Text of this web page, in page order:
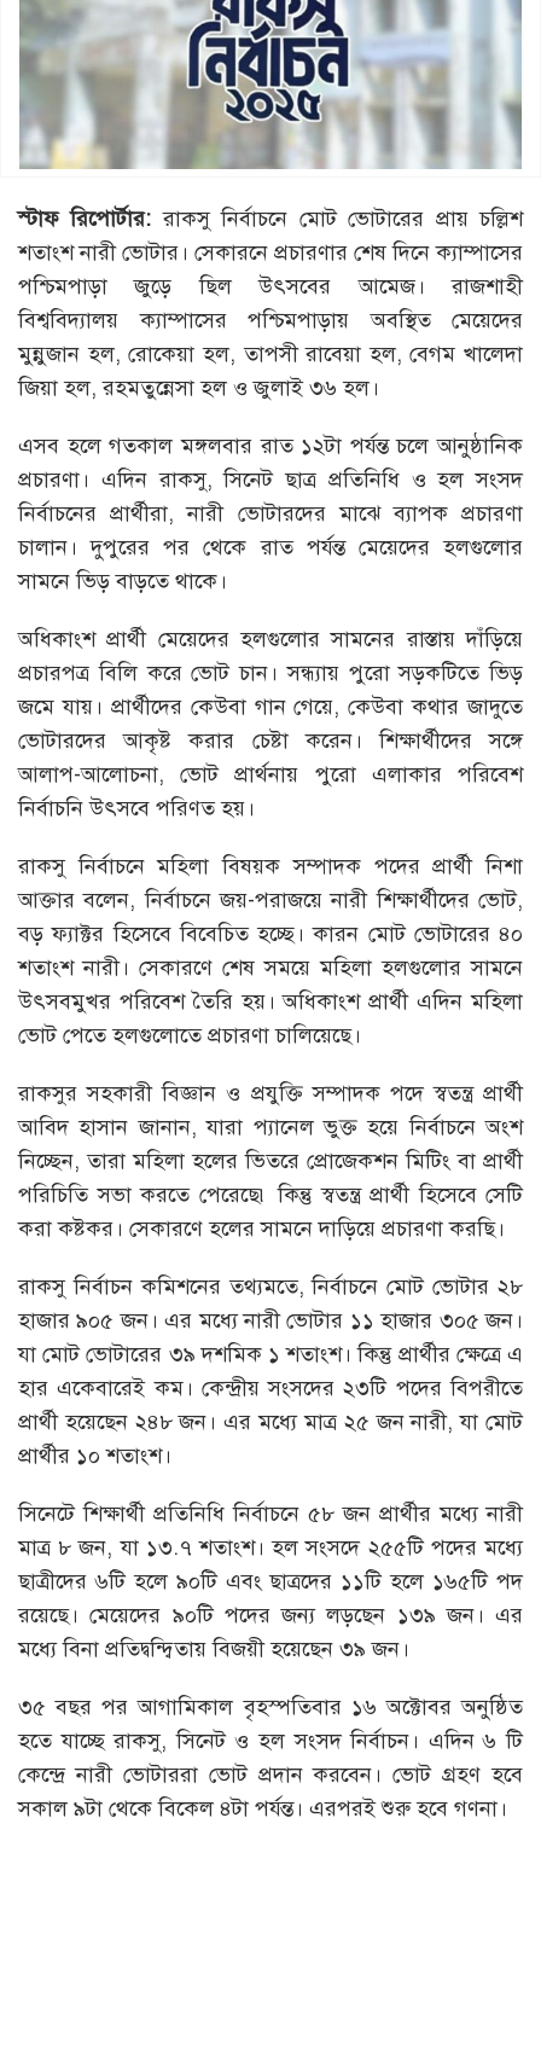
স্টাফ রিপোর্টার: রাকসু নির্বাচনে মোট ভোটারের প্রায় চল্লিশ
শতাংশ নারী ভোটার। সেকারনে প্রচারণার শেষ দিনে ক্যাম্পাসের
পশ্চিমপাড়া জুড়ে ছিল উৎসবের আমেজ। রাজশাহী
বিশ্ববিদ্যালয় ক্যাম্পাসের পশ্চিমপাড়ায় অবস্থিত মেয়েদের
মুন্নুজান হল, রোকেয়া হল, তাপসী রাবেয়া হল, বেগম খালেদা
জিয়া হল, রহমতুন্নেসা হল ও জুলাই ৩৬ হল।
এসব হলে গতকাল মঙ্গলবার রাত ১২টা পর্যন্ত চলে আনুষ্ঠানিক
প্রচারণা। এদিন রাকসু, সিনেট ছাত্র প্রতিনিধি ও হল সংসদ
নির্বাচনের প্রার্থীরা, নারী ভোটারদের মাঝে ব্যাপক প্রচারণা
চালান। দুপুরের পর থেকে রাত পর্যন্ত মেয়েদের হলগুলোর
সামনে ভিড় বাড়তে থাকে।
অধিকাংশ প্রার্থী মেয়েদের হলগুলোর সামনের রাস্তায় দাঁড়িয়ে
প্রচারপত্র বিলি করে ভোট চান। সন্ধ্যায় পুরো সড়কটিতে ভিড়
জমে যায়। প্রার্থীদের কেউবা গান গেয়ে, কেউবা কথার জাদুতে
ভোটারদের আকৃষ্ট করার চেষ্টা করেন। শিক্ষার্থীদের সঙ্গে
আলাপ-আলোচনা, ভোট প্রার্থনায় পুরো এলাকার পরিবেশ
নির্বাচনি উৎসবে পরিণত হয়।
রাকসু নির্বাচনে মহিলা বিষয়ক সম্পাদক পদের প্রার্থী নিশা
আক্তার বলেন, নির্বাচনে জয়-পরাজয়ে নারী শিক্ষার্থীদের ভোট,
বড় ফ্যাক্টর হিসেবে বিবেচিত হচ্ছে। কারন মোট ভোটারের ৪০
শতাংশ নারী। সেকারণে শেষ সময়ে মহিলা হলগুলোর সামনে
উৎসবমুখর পরিবেশ তৈরি হয়। অধিকাংশ প্রার্থী এদিন মহিলা
ভোট পেতে হলগুলোতে প্রচারণা চালিয়েছে।
রাকসুর সহকারী বিজ্ঞান ও প্রযুক্তি সম্পাদক পদে স্বতন্ত্র প্রার্থী
আবিদ হাসান জানান, যারা প্যানেল ভুক্ত হয়ে নির্বাচনে অংশ
নিচ্ছেন, তারা মহিলা হলের ভিতরে প্রোজেকশন মিটিং বা প্রার্থী
পরিচিতি সভা করতে পেরেছে৷ কিন্তু স্বতন্ত্র প্রার্থী হিসেবে সেটি
করা কষ্টকর। সেকারণে হলের সামনে দাড়িয়ে প্রচারণা করছি।
রাকসু নির্বাচন কমিশনের তথ্যমতে, নির্বাচনে মোট ভোটার ২৮
হাজার ৯০৫ জন। এর মধ্যে নারী ভোটার ১১ হাজার ৩০৫ জন।
যা মোট ভোটারের ৩৯ দশমিক ১ শতাংশ। কিন্তু প্রার্থীর ক্ষেত্রে এ
হার একেবারেই কম। কেন্দ্রীয় সংসদের ২৩টি পদের বিপরীতে
প্রার্থী হয়েছেন ২৪৮ জন। এর মধ্যে মাত্র ২৫ জন নারী, যা মোট
প্রার্থীর ১০ শতাংশ।
সিনেটে শিক্ষার্থী প্রতিনিধি নির্বাচনে ৫৮ জন প্রার্থীর মধ্যে নারী
মাত্র ৮ জন, যা ১৩.৭ শতাংশ। হল সংসদে ২৫৫টি পদের মধ্যে
ছাত্রীদের ৬টি হলে ৯০টি এবং ছাত্রদের ১১টি হলে ১৬৫টি পদ
রয়েছে। মেয়েদের ৯০টি পদের জন্য লড়ছেন ১৩৯ জন। এর
মধ্যে বিনা প্রতিদ্বন্দ্বিতায় বিজয়ী হয়েছেন ৩৯ জন।
৩৫ বছর পর আগামিকাল বৃহস্পতিবার ১৬ অক্টোবর অনুষ্ঠিত
হতে যাচ্ছে রাকসু, সিনেট ও হল সংসদ নির্বাচন। এদিন ৬ টি
কেন্দ্রে নারী ভোটাররা ভোট প্রদান করবেন। ভোট গ্রহণ হবে
সকাল ৯টা থেকে বিকেল ৪টা পর্যন্ত। এরপরই শুরু হবে গণনা।